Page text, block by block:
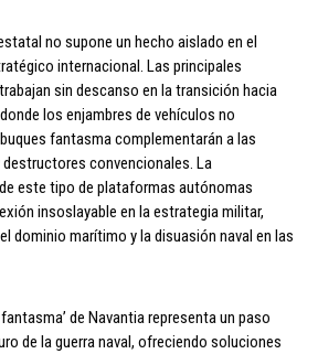
no supone un hecho aislado en el
internacional. Las principales
sin descanso en la transición hacia
los enjambres de vehículos no
fantasma complementarán a las
convencionales. La
este tipo de plataformas autónomas
insoslayable en la estrategia militar,
dominio marítimo y la disuasión naval en las
de Navantia representa un paso
de la guerra naval, ofreciendo soluciones